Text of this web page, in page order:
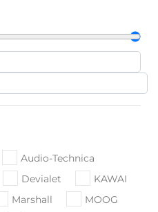
Audio-Technica
Devialet
KAWAI
Marshall
MOOG